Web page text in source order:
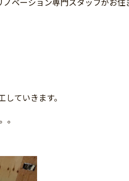
ていきます。
。